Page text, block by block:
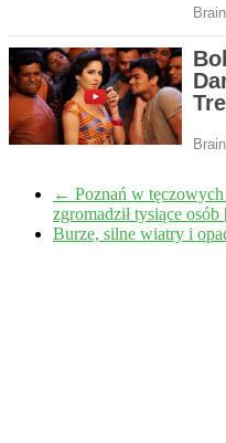
← Poznań w
zgromadził tysiące
Burze, silne wiatry i